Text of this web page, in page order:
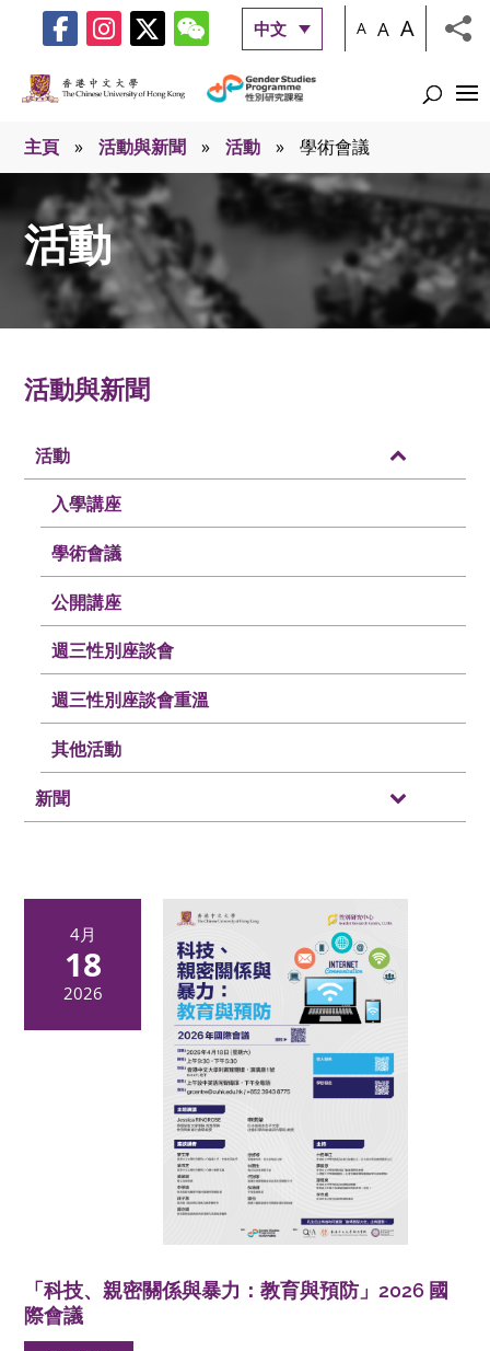
中文 A A A
主頁 » 活動與新聞 » 活動 » 學術會議
活動
活動與新聞
活動
入學講座
學術會議
公開講座
週三性別座談會
週三性別座談會重溫
其他活動
新聞
4月
18
2026
「科技、親密關係與暴力：教育與預防」2026 國
際會議